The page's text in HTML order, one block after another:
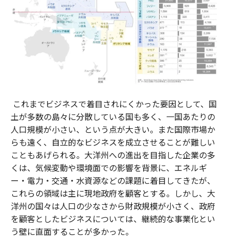
これまでビジネスで着目されにくかった要因として、国
土が多数の島々に分散している国も多く、一国あたりの
人口規模が小さい、という点が大きい。また国際市場か
らも遠く、自立的なビジネスを成立させることが難しい
こともあげられる。大洋州への進出を目指した企業の多
くは、気候変動や環境面での影響を背景に、エネルギ
ー・電力・交通・水資源などの課題に着目してきたが、
これらの領域は主に現地政府を顧客とする。しかし、大
洋州の国々は人口の少なさから財政規模が小さく、政府
を顧客としたビジネスについては、継続的な事業化とい
う壁に直面することが多かった。